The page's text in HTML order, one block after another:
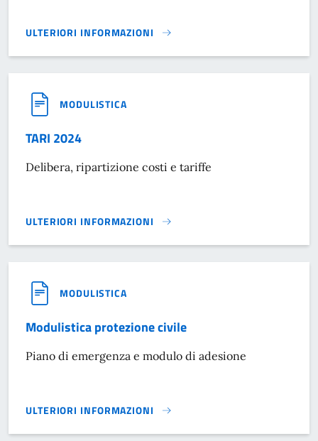
ULTERIORI INFORMAZIONI
MODULISTICA GENERALE UFFICIO TECNICO}
MODULISTICA
TARI 2024
Delibera, ripartizione costi e tariffe
ULTERIORI INFORMAZIONI
TARI 2024}
MODULISTICA
Modulistica protezione civile
Piano di emergenza e modulo di adesione
ULTERIORI INFORMAZIONI
MODULISTICA PROTEZIONE CIVILE}